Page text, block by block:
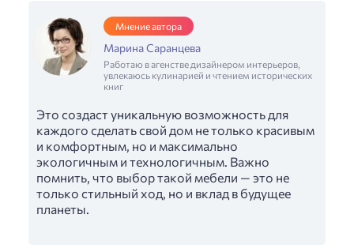
Мнение автора
Марина Саранцева
Работаю в агенстве дизайнером интерьеров,
увлекаюсь кулинарией и чтением исторических
книг
Это создаст уникальную возможность для
каждого сделать свой дом не только красивым
и комфортным, но и максимально
экологичным и технологичным. Важно
помнить, что выбор такой мебели — это не
только стильный ход, но и вклад в будущее
планеты.